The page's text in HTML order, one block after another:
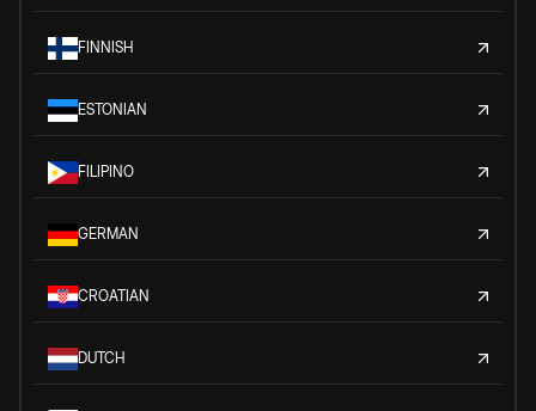
FINNISH
ESTONIAN
FILIPINO
GERMAN
CROATIAN
DUTCH